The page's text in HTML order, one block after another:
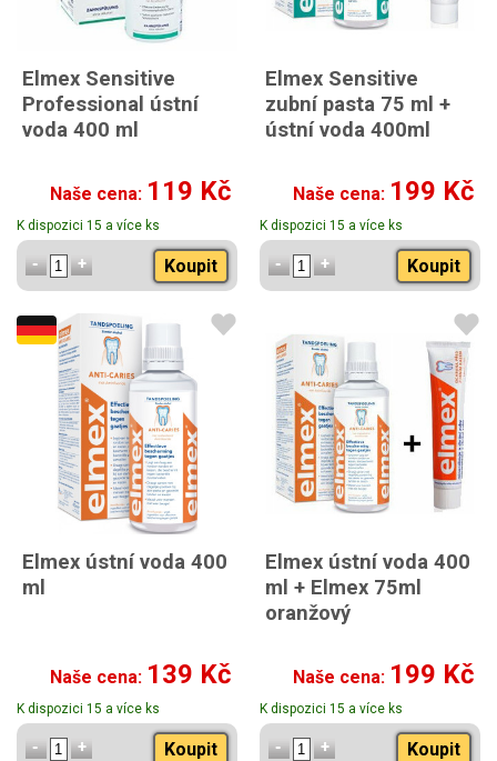
Elmex Sensitive
Professional ústní
voda 400 ml
Naše cena: 119 Kč
K dispozici 15 a více ks
Koupit
Elmex Sensitive
zubní pasta 75 ml +
ústní voda 400ml
Naše cena: 199 Kč
K dispozici 15 a více ks
Koupit
Elmex ústní voda 400
ml
Naše cena: 139 Kč
K dispozici 15 a více ks
Koupit
Elmex ústní voda 400
ml + Elmex 75ml
oranžový
Naše cena: 199 Kč
K dispozici 15 a více ks
Koupit